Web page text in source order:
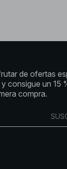
de ofertas
consigue un 15
compra.